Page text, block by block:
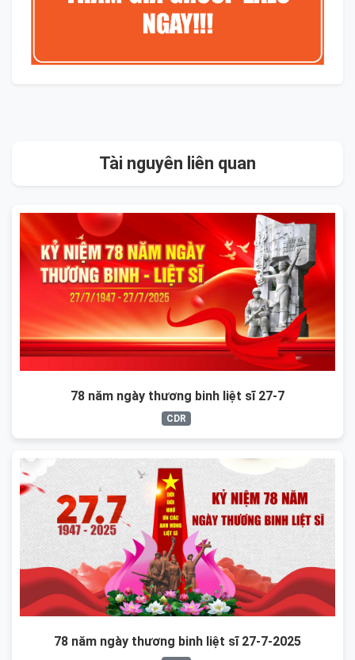
Tài nguyên liên quan
78 năm ngày thương binh liệt sĩ 27-7
CDR
78 năm ngày thương binh liệt sĩ 27-7-2025